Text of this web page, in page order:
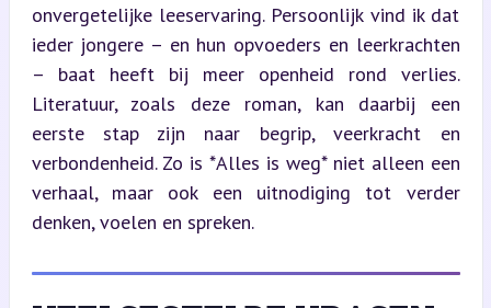
onvergetelijke leeservaring. Persoonlijk vind ik dat
ieder jongere – en hun opvoeders en leerkrachten
– baat heeft bij meer openheid rond verlies.
Literatuur, zoals deze roman, kan daarbij een
eerste stap zijn naar begrip, veerkracht en
verbondenheid. Zo is *Alles is weg* niet alleen een
verhaal, maar ook een uitnodiging tot verder
denken, voelen en spreken.